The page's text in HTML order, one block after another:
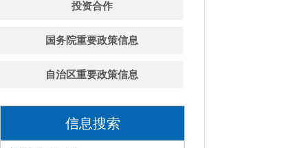
投资合作
国务院重要政策信息
自治区重要政策信息
信息搜索